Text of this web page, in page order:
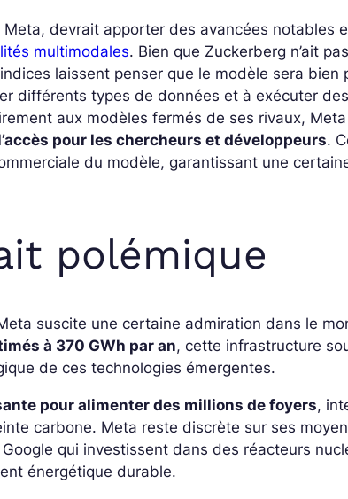
Meta, devrait apporter des avancées notables
multimodales. Bien que Zuckerberg n’ait
laissent penser que le modèle sera bien
différents types de données et à exécuter
aux modèles fermés de ses rivaux, Meta
pour les chercheurs et développeurs.
du modèle, garantissant une
polémique
suscite une certaine admiration dans le
à 370 GWh par an, cette infrastructure
de ces technologies émergentes.
pour alimenter des millions de foyers,
carbone. Meta reste discrète sur ses
qui investissent dans des réacteurs
énergétique durable.